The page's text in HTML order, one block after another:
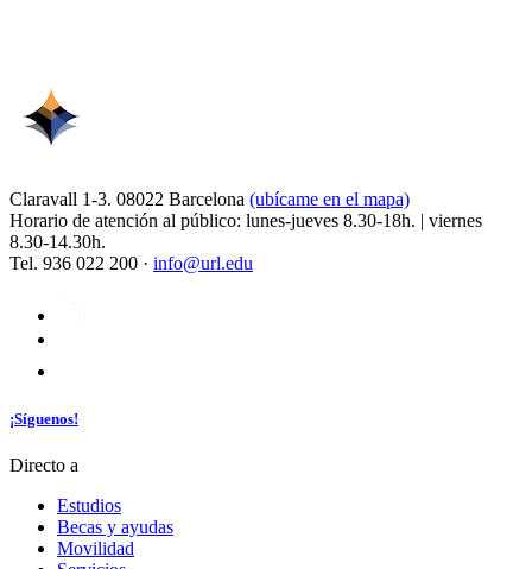
Claravall 1-3. 08022 Barcelona (ubícame en el mapa)
Horario de atención al público: lunes-jueves 8.30-18h. | viernes
8.30-14.30h.
Tel. 936 022 200 · info@url.edu
¡Síguenos!
Directo a
Estudios
Becas y ayudas
Movilidad